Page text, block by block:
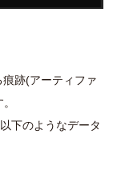
痕跡(アーティファ
下のようなデータ